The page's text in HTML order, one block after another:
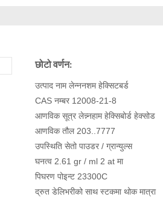
छोटो वर्णन:
उत्पाद नाम लेन्ननशम हेक्सिटबर्ड
CAS नम्बर 12008-21-8
आणविक सूत्र लेन्न्नहाम हेक्सिबोर्ड हेक्सोड
आणविक तौल 203..7777
उपस्थिति सेतो पाउडर / ग्रान्युल्स
घनत्व 2.61 gr / ml 2 at मा
पिघरण पोइन्ट 23300C
द्रुत डेलिभरीको साथ स्टकमा थोक मात्रा